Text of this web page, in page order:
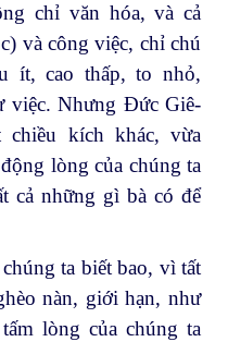
chỉ văn hóa, và cả
và công việc, chỉ chú
ít, cao thấp, to nhỏ,
việc. Nhưng Đức Giê-
kích khác, vừa
lòng của chúng ta
cả những gì bà có để
ta biết bao, vì tất
nàn, giới hạn, như
lòng của chúng ta